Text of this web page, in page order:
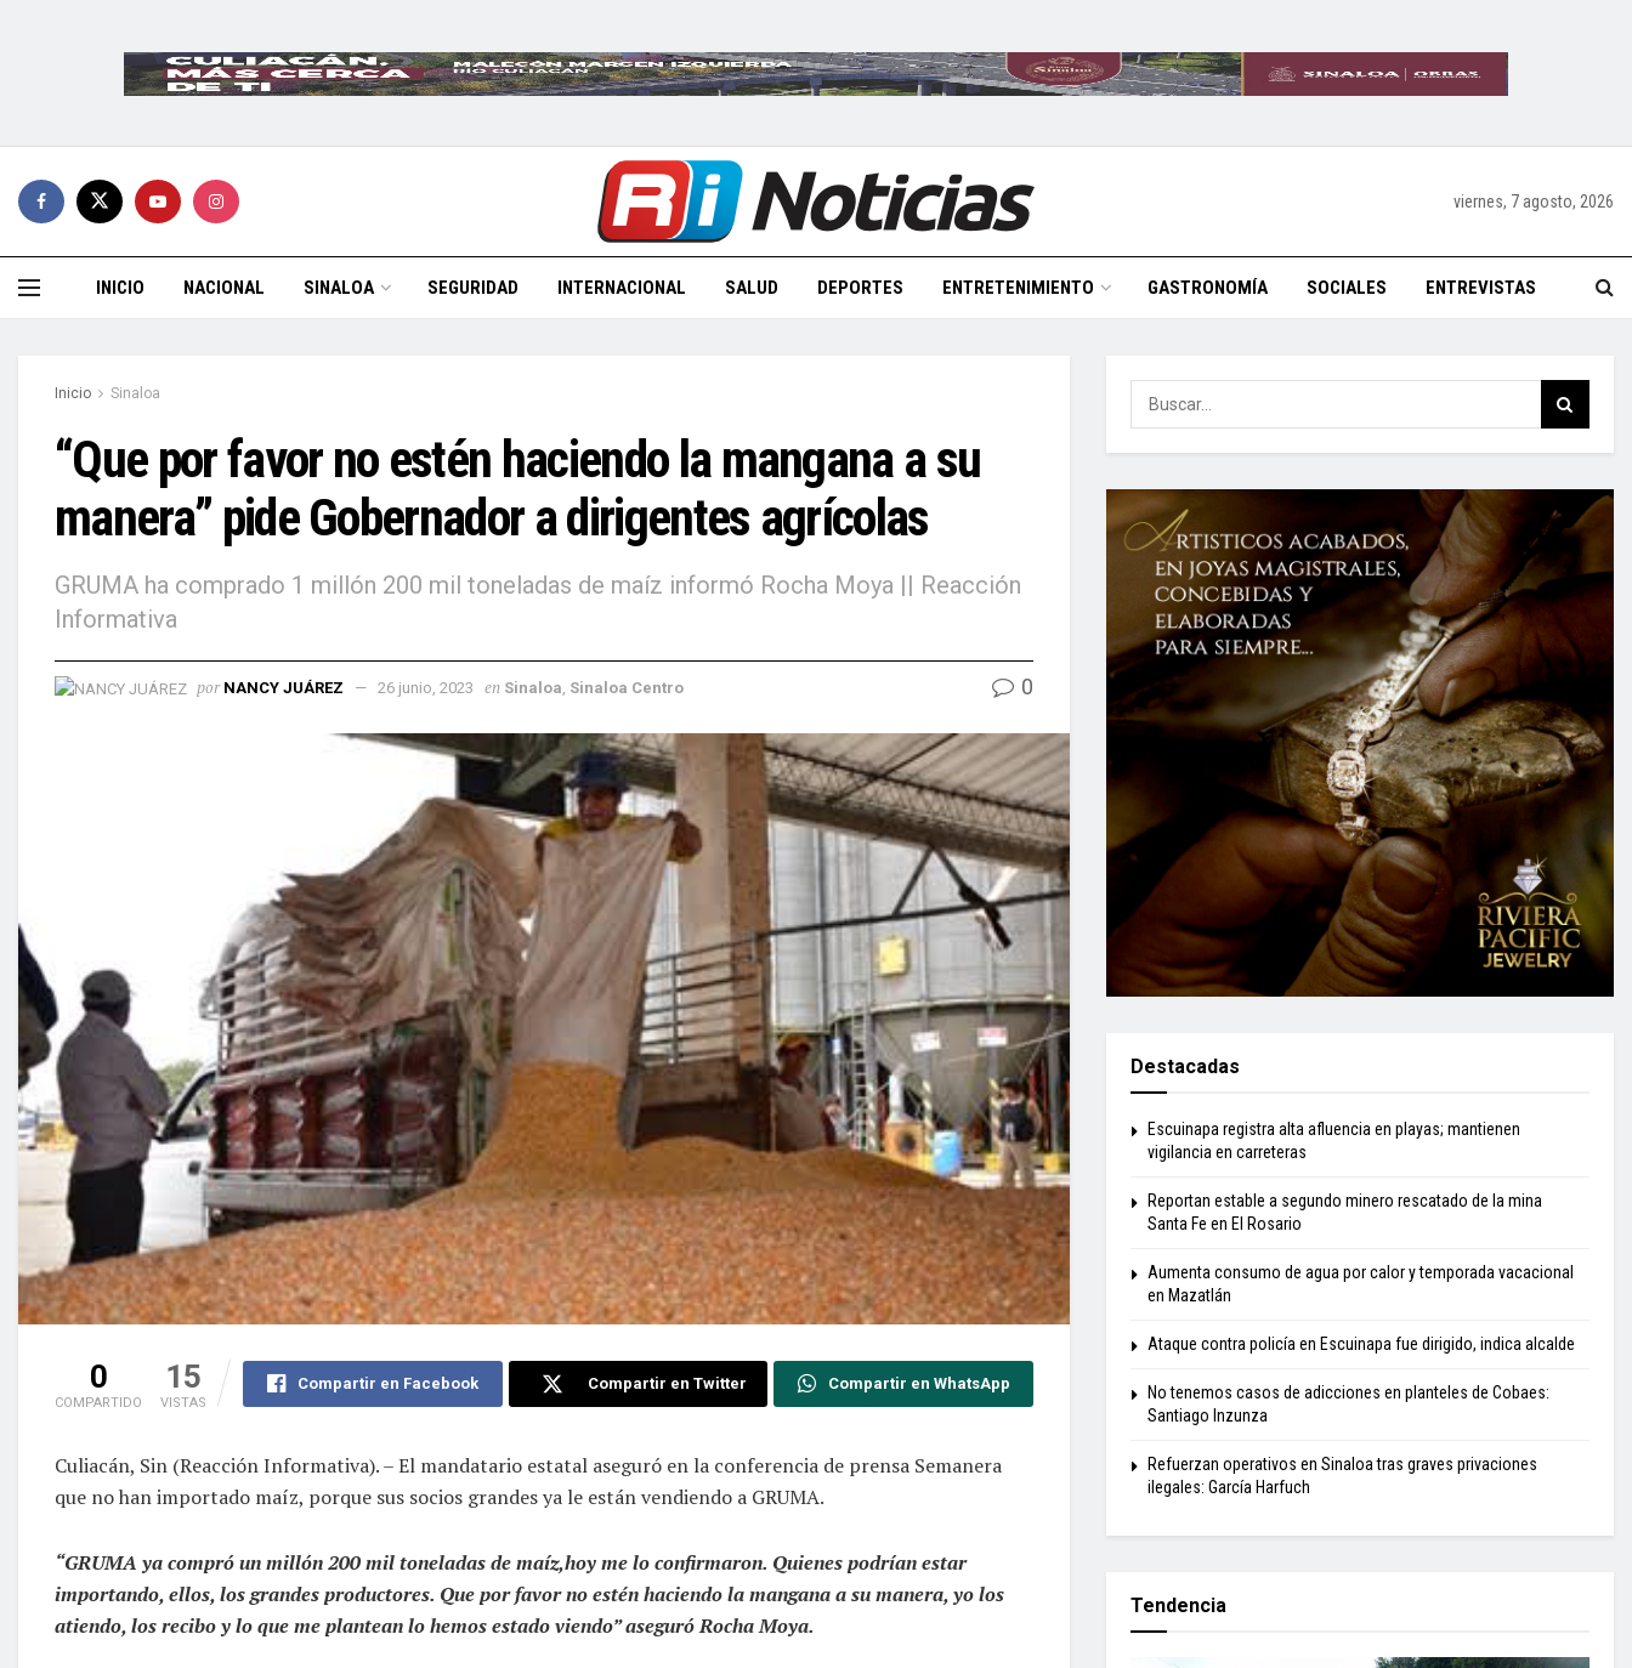
viernes, 7 agosto, 2026
INICIO NACIONAL SINALOA SEGURIDAD INTERNACIONAL SALUD DEPORTES ENTRETENIMIENTO GASTRONOMÍA SOCIALES ENTREVISTAS
Inicio Sinaloa
“Que por favor no estén haciendo la mangana a su
manera” pide Gobernador a dirigentes agrícolas
GRUMA ha comprado 1 millón 200 mil toneladas de maíz informó Rocha Moya || Reacción
Informativa
por NANCY JUÁREZ 26 junio, 2023 en Sinaloa, Sinaloa Centro 0
0
COMPARTIDO
15
VISTAS
Compartir en Facebook Compartir en Twitter Compartir en WhatsApp
Culiacán, Sin (Reacción Informativa). – El mandatario estatal aseguró en la conferencia de prensa Semanera
que no han importado maíz, porque sus socios grandes ya le están vendiendo a GRUMA.
“GRUMA ya compró un millón 200 mil toneladas de maíz,hoy me lo confirmaron. Quienes podrían estar
importando, ellos, los grandes productores. Que por favor no estén haciendo la mangana a su manera, yo los
atiendo, los recibo y lo que me plantean lo hemos estado viendo” aseguró Rocha Moya.
Destacadas
Escuinapa registra alta afluencia en playas; mantienen
vigilancia en carreteras
Reportan estable a segundo minero rescatado de la mina
Santa Fe en El Rosario
Aumenta consumo de agua por calor y temporada vacacional
en Mazatlán
Ataque contra policía en Escuinapa fue dirigido, indica alcalde
No tenemos casos de adicciones en planteles de Cobaes:
Santiago Inzunza
Refuerzan operativos en Sinaloa tras graves privaciones
ilegales: García Harfuch
Tendencia